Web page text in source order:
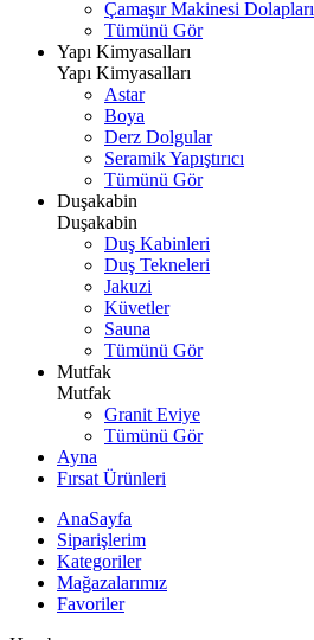
Çamaşır Makinesi Dolapları
Tümünü Gör
Yapı Kimyasalları
Yapı Kimyasalları
Astar
Boya
Derz Dolgular
Seramik Yapıştırıcı
Tümünü Gör
Duşakabin
Duşakabin
Duş Kabinleri
Duş Tekneleri
Jakuzi
Küvetler
Sauna
Tümünü Gör
Mutfak
Mutfak
Granit Eviye
Tümünü Gör
Ayna
Fırsat Ürünleri
AnaSayfa
Siparişlerim
Kategoriler
Mağazalarımız
Favoriler